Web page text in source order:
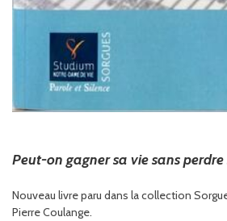
Peut-on gagner sa vie sans
Nouveau livre paru dans la collection
Pierre Coulange.